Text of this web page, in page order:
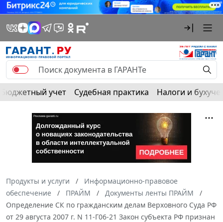
Бюджетный учет Судебная практика Налоги и
Продукты и услуги
Информационно-правовое
обеспечение
ПРАЙМ
Документы ленты ПРАЙМ
Определение СК по гражданским делам Верховного Суда РФ
от 29 августа 2007 г. N 11-Г06-21 Закон субъекта РФ признан